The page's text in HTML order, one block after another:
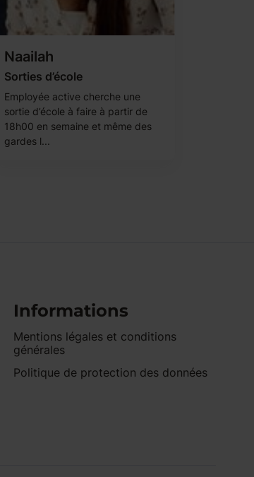
Naailah
Sorties d’école
Employée active cherche une
sortie d’école à faire à partir de
18h00 en semaine et même des
gardes l...
Informations
Mentions légales et conditions
générales
Politique de protection des données